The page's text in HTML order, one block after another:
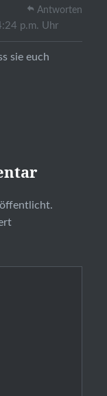
p.m. Uhr
sie euch
Antworten